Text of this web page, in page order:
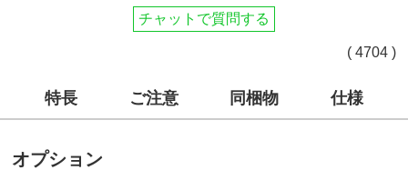
チャットで質問する
( 4704 )
特長 ご注意 同梱物 仕様
オプション